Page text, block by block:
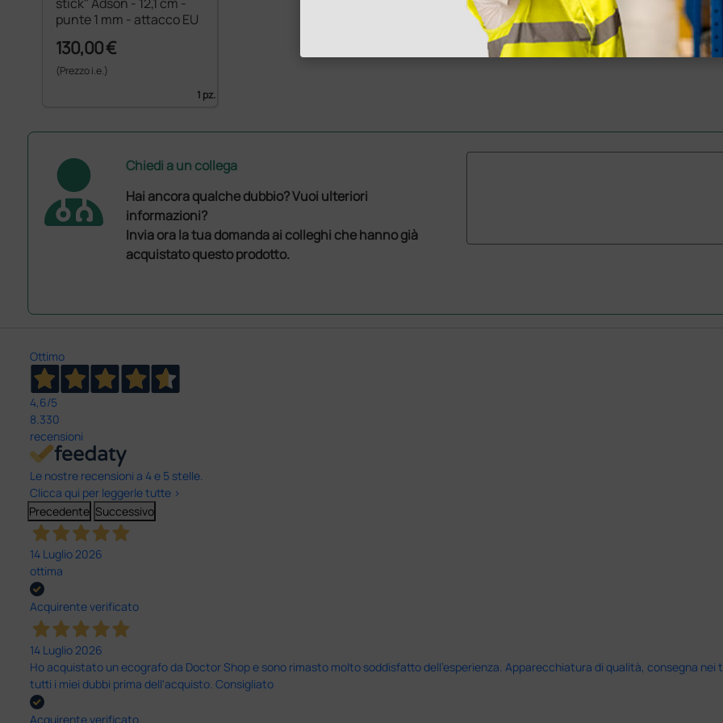
stick" Adson - 12,1 cm -
punte 1 mm - attacco EU
130,00 €
(Prezzo i.e.)
1 pz.
Chiedi a un collega
Hai ancora qualche dubbio? Vuoi ulteriori
informazioni?
Invia ora la tua domanda ai colleghi che hanno già
acquistato questo prodotto.
Ottimo
4,6/5
8.330
recensioni
Le nostre recensioni a 4 e 5 stelle.
Clicca qui per leggerle tutte >
Precedente Successivo
14 Luglio 2026
ottima
Acquirente verificato
14 Luglio 2026
Ho acquistato un ecografo da Doctor Shop e sono rimasto molto soddisfatto dell'esperienza. Apparecchiatura di qualità, consegna
tutti i miei dubbi prima dell'acquisto. Consigliato
Acquirente verificato